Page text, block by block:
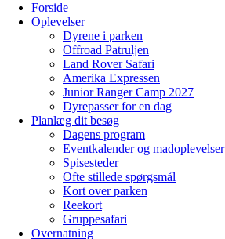
Forside
Oplevelser
Dyrene i parken
Offroad Patruljen
Land Rover Safari
Amerika Expressen
Junior Ranger Camp 2027
Dyrepasser for en dag
Planlæg dit besøg
Dagens program
Eventkalender og madoplevelser
Spisesteder
Ofte stillede spørgsmål
Kort over parken
Reekort
Gruppesafari
Overnatning